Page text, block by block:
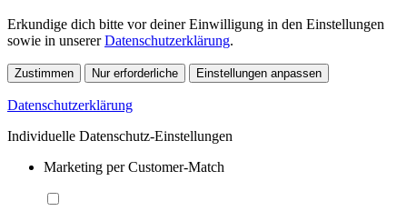
Erkundige dich bitte vor deiner Einwilligung in den Einstellungen
sowie in unsererDatenschutzerklärung.
Zustimmen Nur erforderliche Einstellungen anpassen
Datenschutzerklärung
Individuelle Datenschutz-Einstellungen
Marketing per Customer-Match